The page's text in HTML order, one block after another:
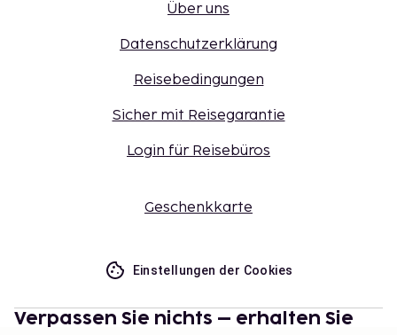
Über uns
Datenschutzerklärung
Reisebedingungen
Sicher mit Reisegarantie
Login für Reisebüros
Geschenkkarte
Einstellungen der Cookies
Verpassen Sie nichts – erhalten Sie